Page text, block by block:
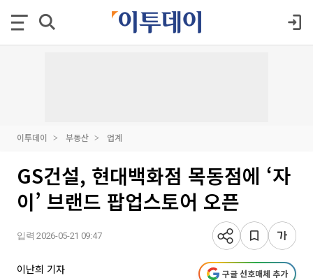
이투데이 부동산 업계
GS건설, 현대백화점 목동점에 ‘자
이’ 브랜드 팝업스토어 오픈
입력 2026-05-21 09:47
이난희 기자 구글 선호매체 추가